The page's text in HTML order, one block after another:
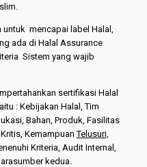
mencapai label Halal,
ada di Halal Assurance
Sistem yang wajib
sertifikasi Halal
: Kebijakan Halal, Tim
Bahan, Produk, Fasilitas
KemampuanTelusuri,
Kriteria, Audit Internal,
kedua.